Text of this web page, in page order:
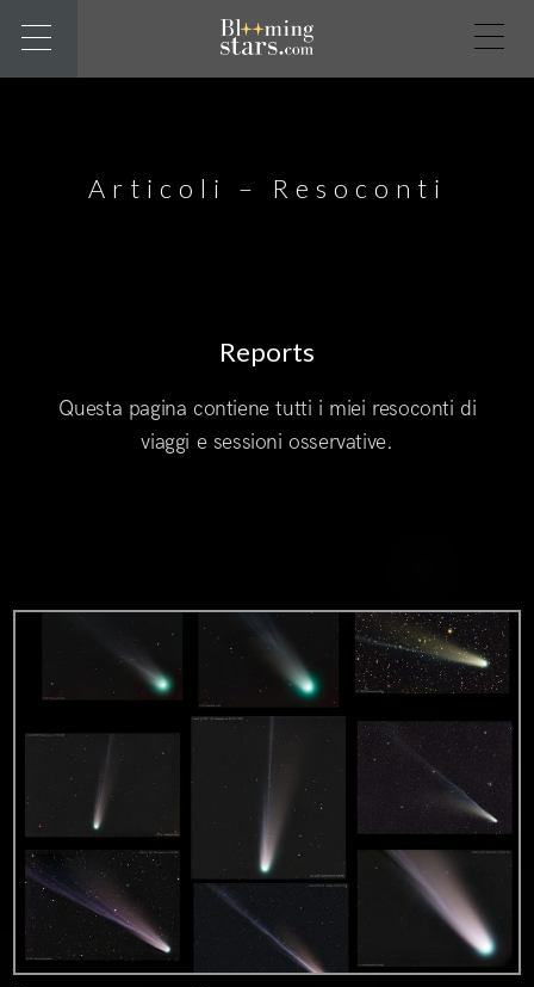
Articoli – Resoconti
Reports
Questa pagina contiene tutti i miei resoconti di
viaggi e sessioni osservative.